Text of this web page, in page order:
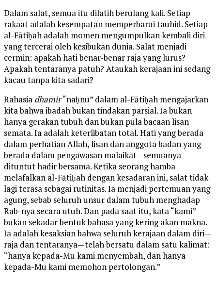
Dalam salat, semua itu dilatih berulang kali. Setiap
rakaat adalah kesempatan memperbarui tauhid. Setiap
al-Fātiḥah adalah momen mengumpulkan kembali diri
yang tercerai oleh kesibukan dunia. Salat menjadi
cermin: apakah hati benar-benar raja yang lurus?
Apakah tentaranya patuh? Ataukah kerajaan ini sedang
kacau tanpa kita sadari?
Rahasia dhamir“naḥnu” dalam al-Fātiḥah mengajarkan
kita bahwa ibadah bukan tindakan parsial. Ia bukan
hanya gerakan tubuh dan bukan pula bacaan lisan
semata. Ia adalah keterlibatan total. Hati yang berada
dalam perhatian Allah, lisan dan anggota badan yang
berada dalam pengawasan malaikat—semuanya
dituntut hadir bersama. Ketika seorang hamba
melafalkan al-Fātiḥah dengan kesadaran ini, salat tidak
lagi terasa sebagai rutinitas. Ia menjadi pertemuan yang
agung, sebab seluruh unsur dalam tubuh menghadap
Rab-nya secara utuh. Dan pada saat itu, kata “kami”
bukan sekadar bentuk bahasa yang kering akan makna.
Ia adalah kesaksian bahwa seluruh kerajaan dalam diri—
raja dan tentaranya—telah bersatu dalam satu kalimat:
“hanya kepada-Mu kami menyembah, dan hanya
kepada-Mu kami memohon pertolongan.”